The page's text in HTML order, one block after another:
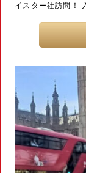
イスター社訪問！